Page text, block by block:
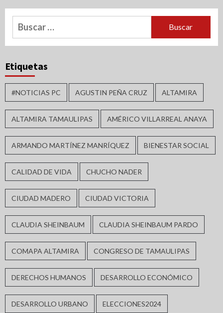
Buscar:
Etiquetas
#NOTICIAS PC AGUSTIN PEÑA CRUZ ALTAMIRA
ALTAMIRA TAMAULIPAS AMÉRICO VILLARREAL ANAYA
ARMANDO MARTÍNEZ MANRÍQUEZ BIENESTAR SOCIAL
CALIDAD DE VIDA CHUCHO NADER
CIUDAD MADERO CIUDAD VICTORIA
CLAUDIA SHEINBAUM CLAUDIA SHEINBAUM PARDO
COMAPA ALTAMIRA CONGRESO DE TAMAULIPAS
DERECHOS HUMANOS DESARROLLO ECONÓMICO
DESARROLLO URBANO ELECCIONES2024